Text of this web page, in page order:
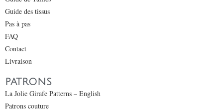
Guide des tissus
Pas à pas
FAQ
Contact
Livraison
PATRONS
La Jolie Girafe Patterns – English
Patrons couture